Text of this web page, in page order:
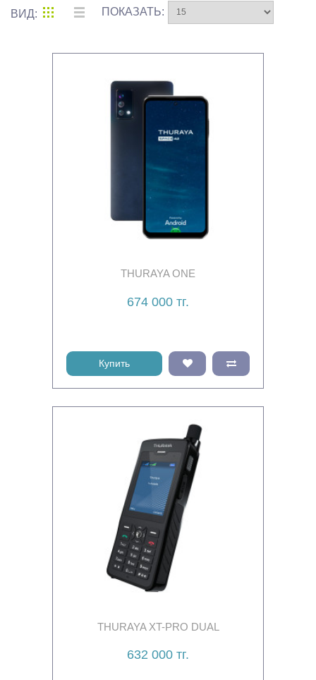
ВИД: ПОКАЗАТЬ:
THURAYA ONE
674 000 тг.
Купить
THURAYA XT-PRO DUAL
632 000 тг.